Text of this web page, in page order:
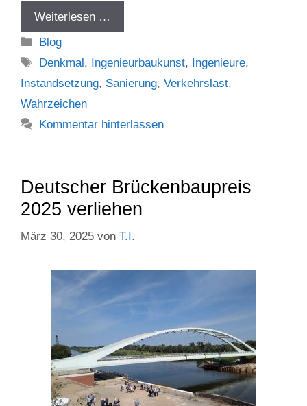
Weiterlesen …
Kategorien
Blog
Schlagwörter
Denkmal , Ingenieurbaukunst, Ingenieure,
Instandsetzung, Sanierung, Verkehrslast,
Wahrzeichen
Kommentar hinterlassen
Deutscher Brückenbaupreis
2025 verliehen
März 30, 2025 von T.I.